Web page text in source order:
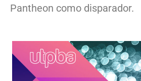
Pantheon como disparador.